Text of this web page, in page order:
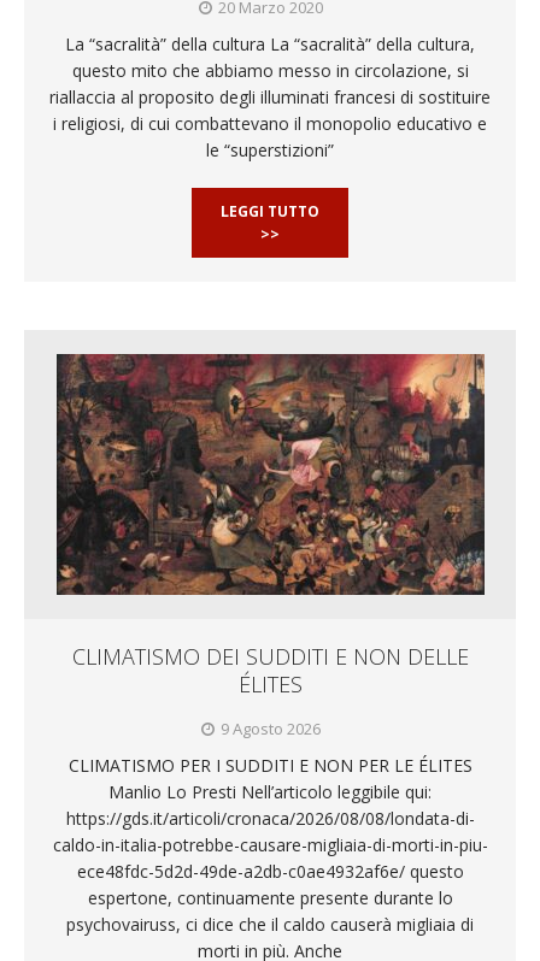
20 Marzo 2020
La “sacralità” della cultura La “sacralità” della cultura,
questo mito che abbiamo messo in circolazione, si
riallaccia al proposito degli illuminati francesi di sostituire
i religiosi, di cui combattevano il monopolio educativo e
le “superstizioni”
LEGGI TUTTO
>>
CLIMATISMO DEI SUDDITI E NON DELLE
ÉLITES
9 Agosto 2026
CLIMATISMO PER I SUDDITI E NON PER LE ÉLITES
Manlio Lo Presti Nell’articolo leggibile qui:
https://gds.it/articoli/cronaca/2026/08/08/londata-di-
caldo-in-italia-potrebbe-causare-migliaia-di-morti-in-piu-
ece48fdc-5d2d-49de-a2db-c0ae4932af6e/ questo
espertone, continuamente presente durante lo
psychovairuss, ci dice che il caldo causerà migliaia di
morti in più. Anche